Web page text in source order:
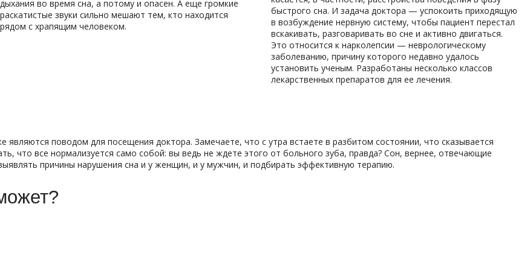
дыхания во время сна, а потому и опасен. А еще громкие
раскатистые звуки сильно мешают тем, кто находится
рядом с храпящим человеком.
быстрого сна. И задача доктора — успокоить приходящую
в возбуждение нервную систему, чтобы пациент перестал
вскакивать, разговаривать во сне и активно двигаться.
Это относится к нарколепсии — неврологическому
заболеванию, причину которого недавно удалось
установить ученым. Разработаны несколько классов
лекарственных препаратов для ее лечения.
являются поводом для посещения доктора. Замечаете, что с утра встаете в разбитом состоянии, что сказывается
что все нормализуется само собой: вы ведь не ждете этого от больного зуба, правда? Сон, вернее, отвечающие
причины нарушения сна и у женщин, и у мужчин, и подбирать эффективную терапию.